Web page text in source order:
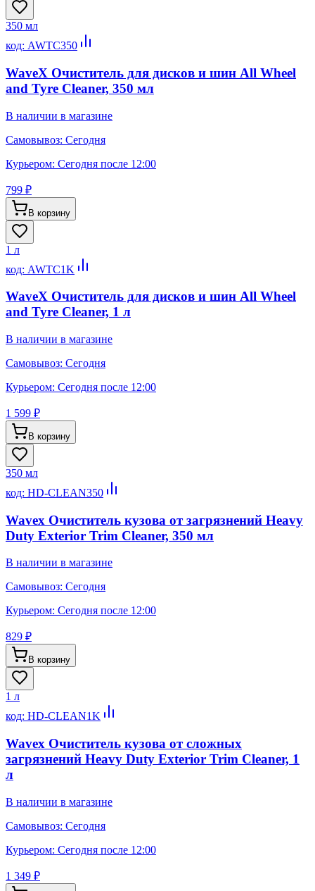
350 мл
код: AWTC350
WaveX Очиститель для дисков и шин All Wheel
and Tyre Cleaner, 350 мл
В наличии в магазине
Самовывоз: Сегодня
Курьером: Сегодня после 12:00
799 ₽
В корзину
1 л
код: AWTC1K
WaveX Очиститель для дисков и шин All Wheel
and Tyre Cleaner, 1 л
В наличии в магазине
Самовывоз: Сегодня
Курьером: Сегодня после 12:00
1 599 ₽
В корзину
350 мл
код: HD-CLEAN350
Wavex Очиститель кузова от загрязнений Heavy
Duty Exterior Trim Cleaner, 350 мл
В наличии в магазине
Самовывоз: Сегодня
Курьером: Сегодня после 12:00
829 ₽
В корзину
1 л
код: HD-CLEAN1K
Wavex Очиститель кузова от сложных
загрязнений Heavy Duty Exterior Trim Cleaner, 1
л
В наличии в магазине
Самовывоз: Сегодня
Курьером: Сегодня после 12:00
1 349 ₽